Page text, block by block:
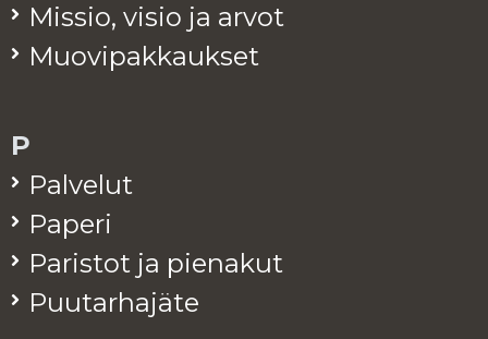
Mis­sio, visio ja arvot
Muo­vi­pak­kauk­set
P
Pal­ve­lut
Pa­pe­ri
Pa­ris­tot ja pie­na­kut
Puu­tar­ha­jä­te